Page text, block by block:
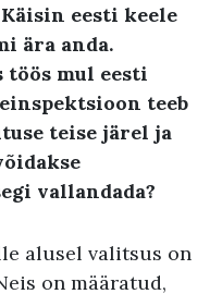
eesti keele
ära anda.
töös mul eesti
teeb
teise järel ja
vallandada?
alusel valitsus on
on määratud,